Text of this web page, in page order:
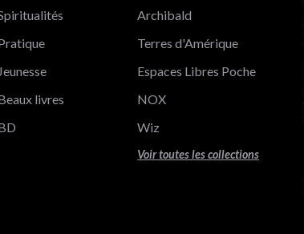
Jeunesse
livres
Archibald
Terres d'Amérique
Espaces Libres Poche
NOX
Wiz
Voir toutes les collections